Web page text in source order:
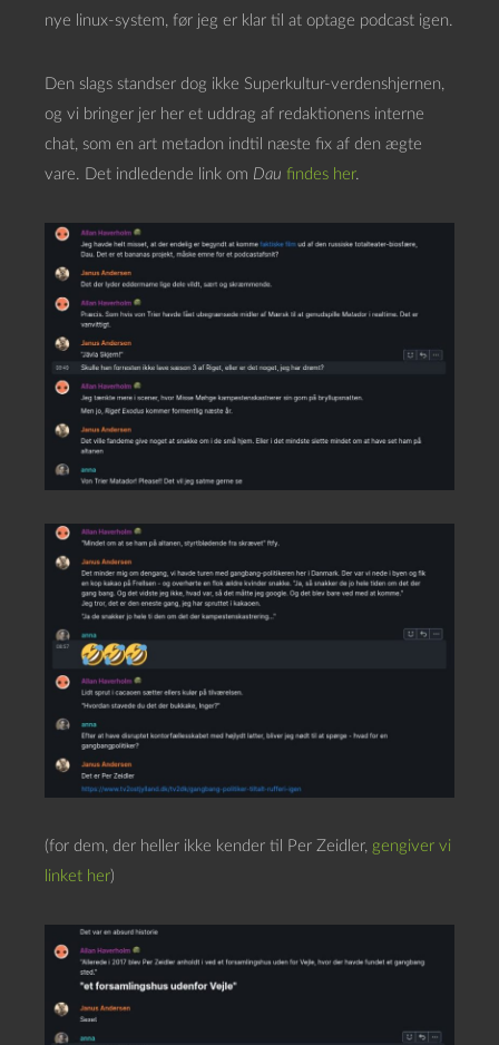
nye linux-system, før jeg er klar til at optage podcast igen.
Den slags standser dog ikke Superkultur-verdenshjernen,
og vi bringer jer her et uddrag af redaktionens interne
chat, som en art metadon indtil næste fix af den ægte
vare. Det indledende link om Dau findes her.
(for dem, der heller ikke kender til Per Zeidler, gengiver vi
linket her)